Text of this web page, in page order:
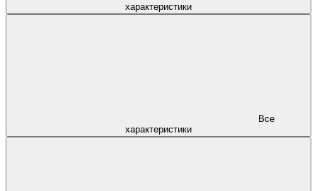
характеристики
характеристики